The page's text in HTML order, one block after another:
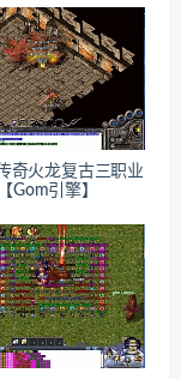
奇火龙复古三职业
Gom引擎】